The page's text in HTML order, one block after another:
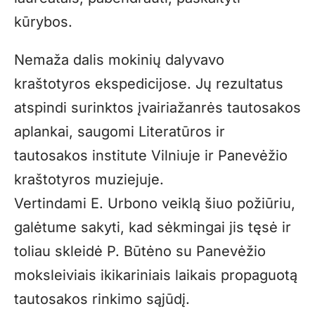
kūrybos.
Nemaža dalis mokinių dalyvavo
kraštotyros ekspedicijose. Jų rezultatus
atspindi surinktos įvairiažanrės tautosakos
aplankai, saugomi Literatūros ir
tautosakos institute Vilniuje ir Panevėžio
kraštotyros muziejuje.
Vertindami E. Urbono veiklą šiuo požiūriu,
galėtume sakyti, kad sėkmingai jis tęsė ir
toliau skleidė P. Būtėno su Panevėžio
moksleiviais ikikariniais laikais propaguotą
tautosakos rinkimo sąjūdį.